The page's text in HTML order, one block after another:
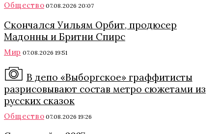
Общество 07.08.2026 20:07
Скончался Уильям Орбит, продюсер
Мадонны и Бритни Спирс
Мир 07.08.2026 19:51
В депо «Выборгское» граффитисты
разрисовывают состав метро сюжетами из
русских сказок
Общество 07.08.2026 19:26